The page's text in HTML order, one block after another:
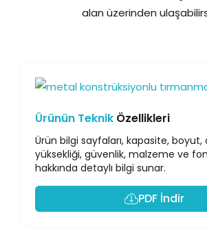
alan üzerinden
Ürünün Teknik Özellikleri
Ürün bilgi sayfaları, kapasite, boyut,
yüksekliği, güvenlik, malzeme ve
hakkında detaylı bilgi sunar.
PDF İndir